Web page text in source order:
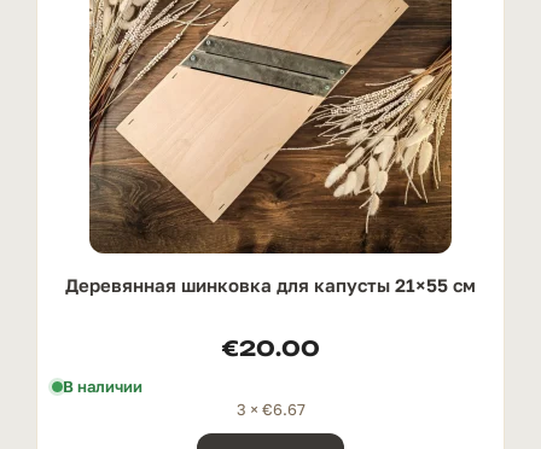
Деревянная шинковка для капусты 21×55 см
€20.00
В наличии
3 × €6.67